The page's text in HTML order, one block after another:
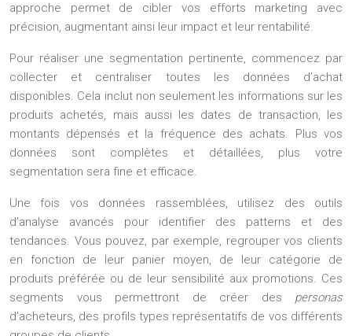
approche permet de cibler vos efforts marketing avec
précision, augmentant ainsi leur impact et leur rentabilité.
Pour réaliser une segmentation pertinente, commencez par
collecter et centraliser toutes les données d’achat
disponibles. Cela inclut non seulement les informations sur les
produits achetés, mais aussi les dates de transaction, les
montants dépensés et la fréquence des achats. Plus vos
données sont complètes et détaillées, plus votre
segmentation sera fine et efficace.
Une fois vos données rassemblées, utilisez des outils
d’analyse avancés pour identifier des patterns et des
tendances. Vous pouvez, par exemple, regrouper vos clients
en fonction de leur panier moyen, de leur catégorie de
produits préférée ou de leur sensibilité aux promotions. Ces
segments vous permettront de créer des personas
d’acheteurs, des profils types représentatifs de vos différents